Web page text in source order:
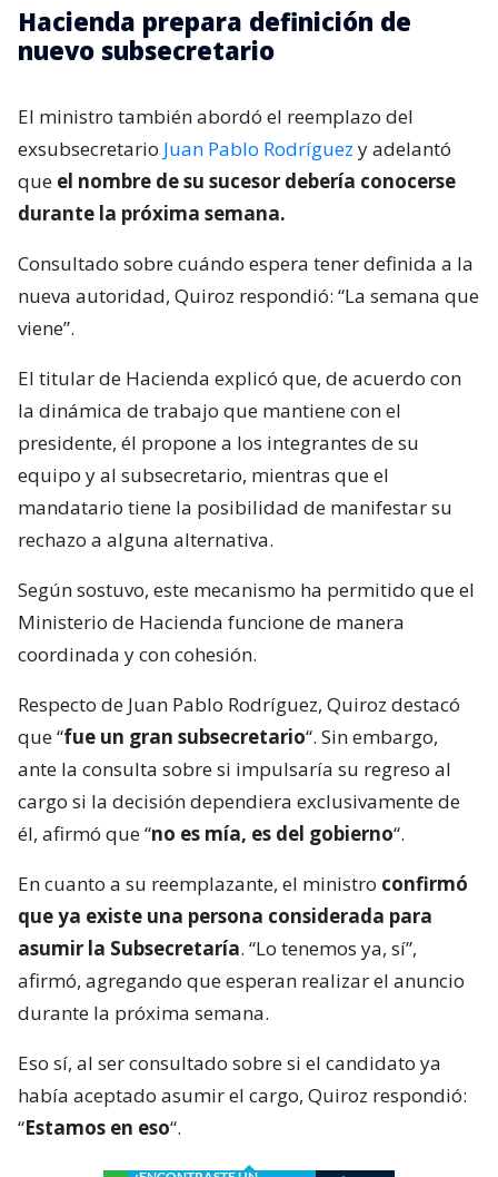
Hacienda prepara definición de
nuevo subsecretario
El ministro también abordó el reemplazo del
exsubsecretario Juan Pablo Rodríguez y adelantó
que el nombre de su sucesor debería conocerse
durante la próxima semana.
Consultado sobre cuándo espera tener definida a la
nueva autoridad, Quiroz respondió: “La semana que
viene”.
El titular de Hacienda explicó que, de acuerdo con
la dinámica de trabajo que mantiene con el
presidente, él propone a los integrantes de su
equipo y al subsecretario, mientras que el
mandatario tiene la posibilidad de manifestar su
rechazo a alguna alternativa.
Según sostuvo, este mecanismo ha permitido que el
Ministerio de Hacienda funcione de manera
coordinada y con cohesión.
Respecto de Juan Pablo Rodríguez, Quiroz destacó
que “fue un gran subsecretario“. Sin embargo,
ante la consulta sobre si impulsaría su regreso al
cargo si la decisión dependiera exclusivamente de
él, afirmó que “no es mía, es del gobierno“.
En cuanto a su reemplazante, el ministro confirmó
que ya existe una persona considerada para
asumir la Subsecretaría. “Lo tenemos ya, sí”,
afirmó, agregando que esperan realizar el anuncio
durante la próxima semana.
Eso sí, al ser consultado sobre si el candidato ya
había aceptado asumir el cargo, Quiroz respondió:
“Estamos en eso“.